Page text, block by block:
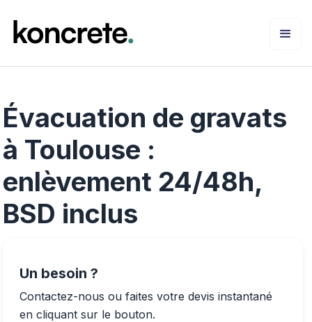
Évacuation de gravats
à Toulouse :
enlèvement 24/48h,
BSD inclus
Un besoin ?
Contactez-nous ou faites votre devis instantané
en cliquant sur le bouton.